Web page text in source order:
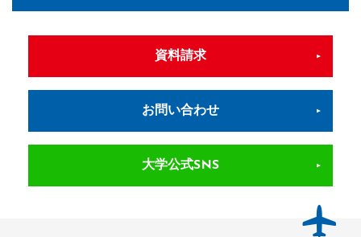
資料請求
お問い合わせ
大学公式SNS